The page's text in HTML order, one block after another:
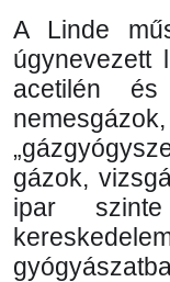
A Linde
úgynevezett
acetilén és
gázok,
ipar